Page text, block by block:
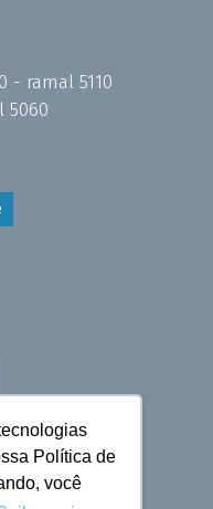
Política de
você
- ramal 5110
5060